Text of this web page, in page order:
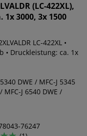
(LC-422XL),
3000, 3x 1500
LC-422XL •
• Druckleistung: ca. 1x
DWE / MFC-J 5345
MFC-J 6540 DWE /
76247